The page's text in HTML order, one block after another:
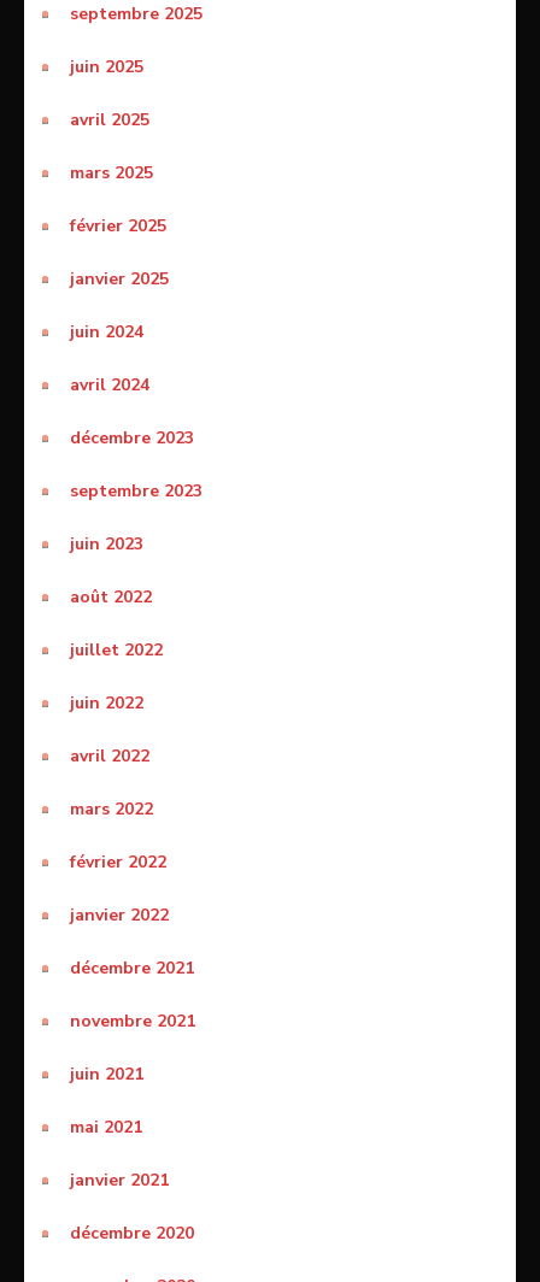
septembre 2025
juin 2025
avril 2025
mars 2025
février 2025
janvier 2025
juin 2024
avril 2024
décembre 2023
septembre 2023
juin 2023
août 2022
juillet 2022
juin 2022
avril 2022
mars 2022
février 2022
janvier 2022
décembre 2021
novembre 2021
juin 2021
mai 2021
janvier 2021
décembre 2020